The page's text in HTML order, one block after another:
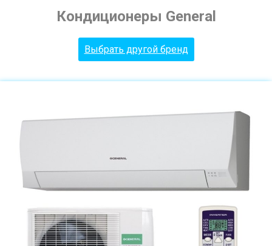
Кондиционеры General
Выбрать другой бренд